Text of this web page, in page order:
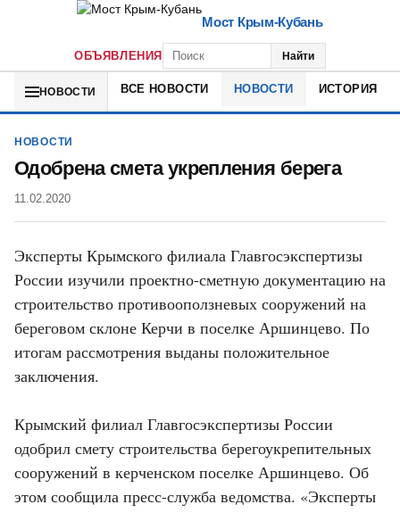
Мост Крым-Кубань
ОБЪЯВЛЕНИЯ Найти
НОВОСТИ ВСЕ НОВОСТИ НОВОСТИ ИСТОРИЯ
НОВОСТИ
Одобрена смета укрепления берега
11.02.2020
Эксперты Крымского филиала Главгосэкспертизы
России изучили проектно-сметную документацию на
строительство противооползневых сооружений на
береговом склоне Керчи в поселке Аршинцево. По
итогам рассмотрения выданы положительное
заключения.
Крымский филиал Главгосэкспертизы России
одобрил смету строительства берегоукрепительных
сооружений в керченском поселке Аршинцево. Об
этом сообщила пресс-служба ведомства. «Эксперты